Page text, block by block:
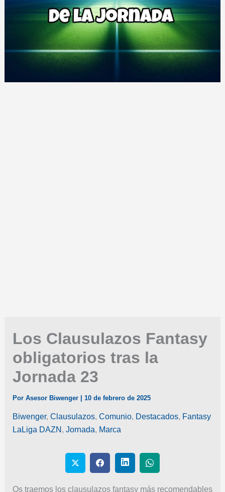
Los Clausulazos Fantasy
obligatorios tras la
Jornada 23
Por Asesor Biwenger 10 de febrero de 2025
Biwenger, Clausulazos, Comunio, Destacados, Fantasy
LaLiga DAZN , Jornada, Marca
Os traemos los clausulazos fantasy más recomendables